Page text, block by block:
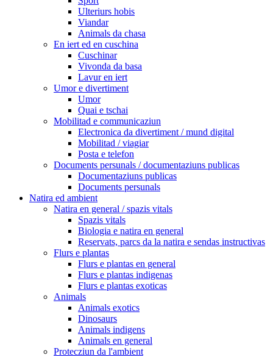
Ulteriurs hobis
Viandar
Animals da chasa
En iert ed en cuschina
Cuschinar
Vivonda da basa
Lavur en iert
Umor e divertiment
Umor
Quai e tschai
Mobilitad e communicaziun
Electronica da divertiment / mund digital
Mobilitad / viagiar
Posta e telefon
Documents persunals / documentaziuns publicas
Documentaziuns publicas
Documents persunals
Natira ed ambient
Natira en general / spazis vitals
Spazis vitals
Biologia e natira en general
Reservats, parcs da la natira e sendas instructivas
Flurs e plantas
Flurs e plantas en general
Flurs e plantas indigenas
Flurs e plantas exoticas
Animals
Animals exotics
Dinosaurs
Animals indigens
Animals en general
Protecziun da l'ambient